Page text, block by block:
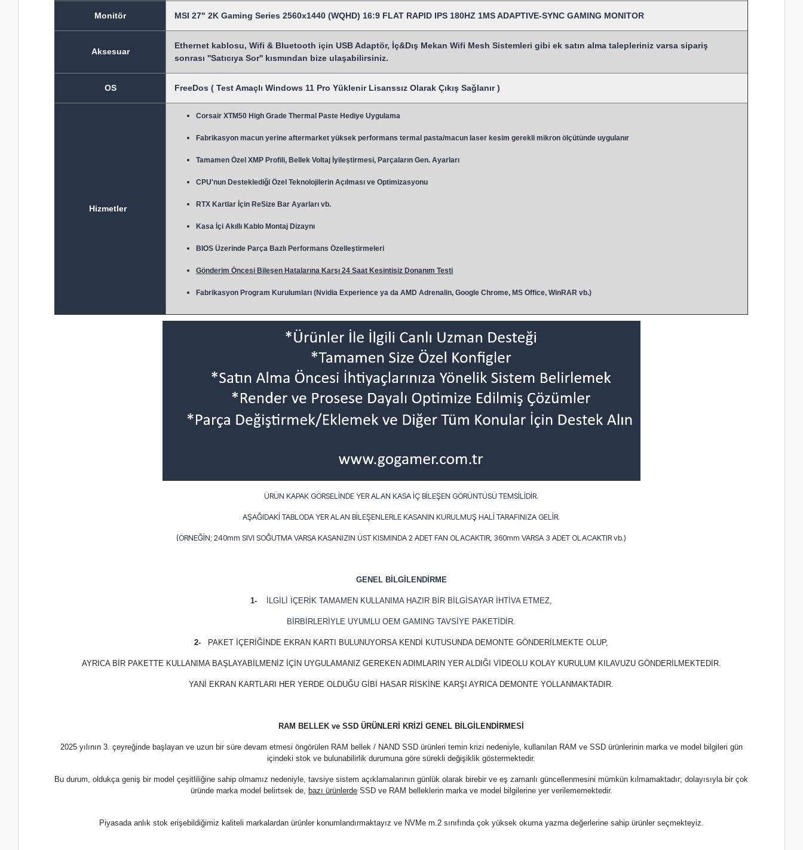
Monitör MSI 27" 2K Gaming Series 2560x1440 (WQHD) 16:9 FLAT RAPID IPS 180HZ 1MS ADAPTIVE-SYNC GAMING MONITOR
Aksesuar
Ethernet kablosu, Wifi & Bluetooth için USB Adaptör, İç&Dış Mekan Wifi Mesh Sistemleri gibi ek satın alma talepleriniz varsa sipariş
sonrası ''Satıcıya Sor'' kısmından bize ulaşabilirsiniz.
OS FreeDos ( Test Amaçlı Windows 11 Pro Yüklenir Lisanssız Olarak Çıkış Sağlanır )
Hizmetler
Corsair XTM50 High Grade Thermal Paste Hediye Uygulama
Fabrikasyon macun yerine aftermarket yüksek performans termal pasta/macun laser kesim gerekli mikron ölçütünde uygulanır
Tamamen Özel XMP Profili, Bellek Voltaj İyileştirmesi, Parçaların Gen. Ayarları
CPU'nun Desteklediği Özel Teknolojilerin Açılması ve Optimizasyonu
RTX Kartlar İçin ReSize Bar Ayarları vb.
Kasa İçi Akıllı Kablo Montaj Dizaynı
BIOS Üzerinde Parça Bazlı Performans Özelleştirmeleri
Gönderim Öncesi Bileşen Hatalarına Karşı 24 Saat Kesintisiz Donanım Testi
Fabrikasyon Program Kurulumları (Nvidia Experience ya da AMD Adrenalin, Google Chrome, MS Office, WinRAR vb.)
ÜRÜN KAPAK GÖRSELİNDE YER ALAN KASA İÇ BİLEŞEN GÖRÜNTÜSÜ TEMSİLİDİR.
AŞAĞIDAKİ TABLODA YER ALAN BİLEŞENLERLE KASANIN KURULMUŞ HALİ TARAFINIZA GELİR.
(ÖRNEĞİN; 240mm SIVI SOĞUTMA VARSA KASANIZIN ÜST KISMINDA 2 ADET FAN OLACAKTIR, 360mm VARSA 3 ADET OLACAKTIR vb.)
GENEL BİLGİLENDİRME
1- İLGİLİ İÇERİK TAMAMEN KULLANIMA HAZIR BİR BİLGİSAYAR İHTİVA ETMEZ,
BİRBİRLERİYLE UYUMLU OEM GAMING TAVSİYE PAKETİDİR.
2- PAKET İÇERİĞİNDE EKRAN KARTI BULUNUYORSA KENDİ KUTUSUNDA DEMONTE GÖNDERİLMEKTE OLUP,
AYRICA BİR PAKETTE KULLANIMA BAŞLAYABİLMENİZ İÇİN UYGULAMANIZ GEREKEN ADIMLARIN YER ALDIĞI VİDEOLU KOLAY KURULUM KILAVUZU GÖNDERİLMEKTEDİR.
YANİ EKRAN KARTLARI HER YERDE OLDUĞU GİBİ HASAR RİSKİNE KARŞI AYRICA DEMONTE YOLLANMAKTADIR.
RAM BELLEK ve SSD ÜRÜNLERİ KRİZİ GENEL BİLGİLENDİRMESİ
2025 yılının 3. çeyreğinde başlayan ve uzun bir süre devam etmesi öngörülen RAM bellek / NAND SSD ürünleri temin krizi nedeniyle, kullanılan RAM ve SSD ürünlerinin marka ve model bilgileri gün
içindeki stok ve bulunabilirlik durumuna göre sürekli değişiklik göstermektedir.
Bu durum, oldukça geniş bir model çeşitliliğine sahip olmamız nedeniyle, tavsiye sistem açıklamalarının günlük olarak birebir ve eş zamanlı güncellenmesini mümkün kılmamaktadır; dolayısıyla bir çok
üründe marka model belirtsek de, bazı ürünlerdeSSD ve RAM belleklerin marka ve model bilgilerine yer verilememektedir.
Piyasada anlık stok erişebildiğimiz kaliteli markalardan ürünler konumlandırmaktayız ve NVMe m.2 sınıfında çok yüksek okuma yazma değerlerine sahip ürünler seçmekteyiz.